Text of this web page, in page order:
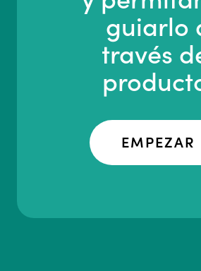
guiarlo
través
EMPEZAR